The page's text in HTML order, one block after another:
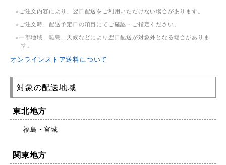
ご注文内容により、翌日配送をご利用いただけない場合があります。
ご注文時、配送予定日の項目にてご確認・ご指定ください。
一部地域、離島、天候などにより翌日配送が対象外となる場合がありま
す。
オンラインストア送料について
対象の配送地域
東北地方
福島・宮城
関東地方